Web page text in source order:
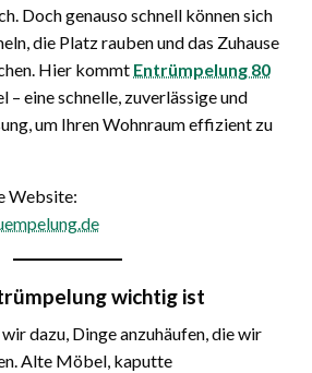
Doch genauso schnell können sich
die Platz rauben und das Zuhause
Hier kommt Entrümpelung 80
– eine schnelle, zuverlässige und
um Ihren Wohnraum effizient zu
Website:
wichtig ist
dazu, Dinge anzuhäufen, die wir
Alte Möbel, kaputte